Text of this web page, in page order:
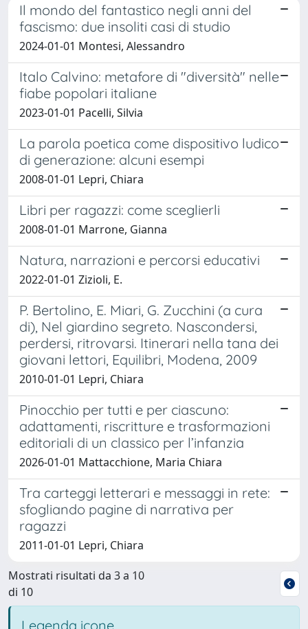
Il mondo del fantastico negli anni del
fascismo: due insoliti casi di studio
2024-01-01 Montesi, Alessandro
Italo Calvino: metafore di "diversità" nelle
fiabe popolari italiane
2023-01-01 Pacelli, Silvia
La parola poetica come dispositivo ludico
di generazione: alcuni esempi
2008-01-01 Lepri, Chiara
Libri per ragazzi: come sceglierli
2008-01-01 Marrone, Gianna
Natura, narrazioni e percorsi educativi
2022-01-01 Zizioli, E.
P. Bertolino, E. Miari, G. Zucchini (a cura
di), Nel giardino segreto. Nascondersi,
perdersi, ritrovarsi. Itinerari nella tana dei
giovani lettori, Equilibri, Modena, 2009
2010-01-01 Lepri, Chiara
Pinocchio per tutti e per ciascuno:
adattamenti, riscritture e trasformazioni
editoriali di un classico per l’infanzia
2026-01-01 Mattacchione, Maria Chiara
Tra carteggi letterari e messaggi in rete:
sfogliando pagine di narrativa per
ragazzi
2011-01-01 Lepri, Chiara
Mostrati risultati da 3 a 10
di 10
Legenda icone